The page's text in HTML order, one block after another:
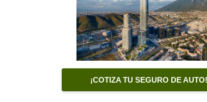
¡COTIZA TU SEGURO DE AUTO!